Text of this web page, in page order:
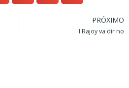
PRÓXIMO
I Rajoy va dir no